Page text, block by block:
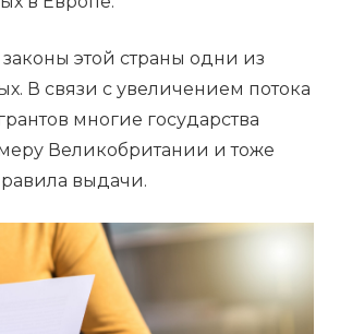
законы этой страны одни из
В связи с увеличением потока
многие государства
Великобритании и тоже
выдачи.